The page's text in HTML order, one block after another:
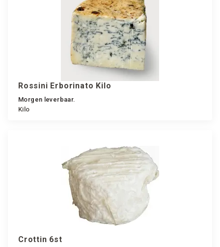
Rossini Erborinato Kilo
Morgen leverbaar.
Kilo
Crottin 6st